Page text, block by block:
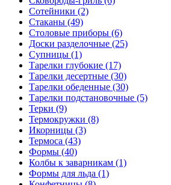
Сотейники (2)
Стаканы (49)
Столовые приборы (6)
Доски разделочные (25)
Супницы (1)
Тарелки глубокие (17)
Тарелки десертные (30)
Тарелки обеденные (30)
Тарелки подстановочные (5)
Терки (9)
Термокружки (8)
Икорницы (3)
Термоса (43)
Формы (40)
Колбы к заварникам (1)
Формы для льда (1)